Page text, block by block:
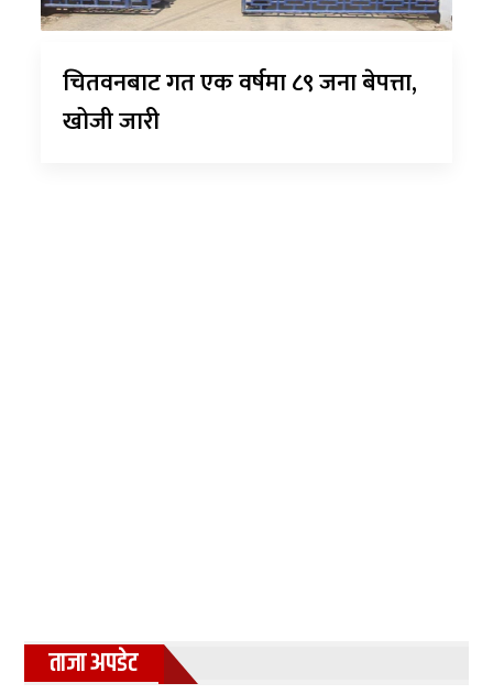
चितवनबाट गत एक वर्षमा ८९ जना बेपत्ता,
खोजी जारी
ताजा अपडेट